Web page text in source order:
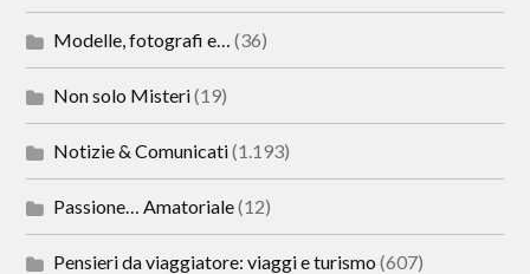
Modelle, fotografi e… (36)
Non solo Misteri(19)
Notizie & Comunicati(1.193)
Passione… Amatoriale(12)
Pensieri da viaggiatore: viaggi e turismo (607)